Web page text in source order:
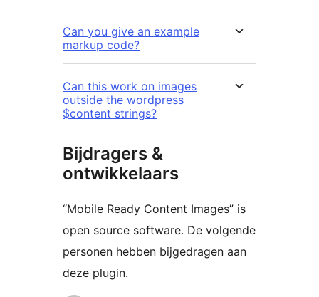
Can you give an example
markup code?
Can this work on images
outside the wordpress
$content strings?
Bijdragers &
ontwikkelaars
“Mobile Ready Content Images” is
open source software. De volgende
personen hebben bijgedragen aan
deze plugin.